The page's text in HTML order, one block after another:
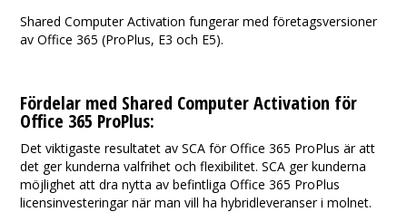
Shared Computer Activation fungerar med företagsversioner
av Office 365 (ProPlus, E3 och E5).
Fördelar med Shared Computer Activation för
Office 365 ProPlus:
Det viktigaste resultatet av SCA för Office 365 ProPlus är att
det ger kunderna valfrihet och flexibilitet. SCA ger kunderna
möjlighet att dra nytta av befintliga Office 365 ProPlus
licensinvesteringar när man vill ha hybridleveranser i molnet.